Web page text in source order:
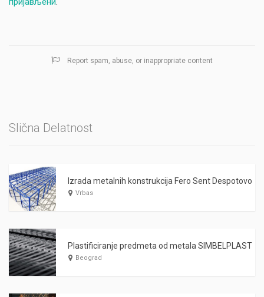
Report spam, abuse, or inappropriate content
Slična Delatnost
Izrada metalnih konstrukcija Fero Sent Despotovo
Vrbas
Plastificiranje predmeta od metala SIMBELPLAST
Beograd